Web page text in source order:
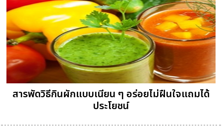
สารพัดวิธีกินผักแบบเนียน ๆ อร่อยไม่ฝืนใจแถมได้
ประโยชน์